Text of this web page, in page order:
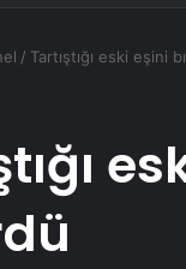
/ Tartıştığı eski eşini